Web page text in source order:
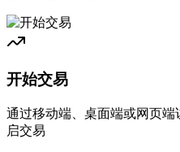
开始交易
通过移动端、桌面端或网页
启交易